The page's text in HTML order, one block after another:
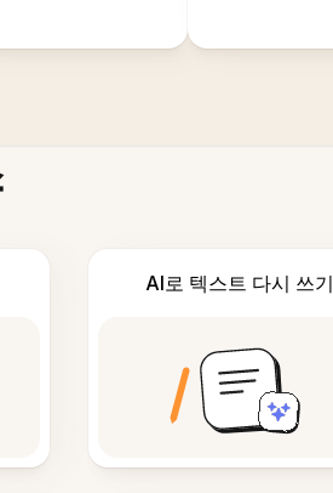
AI로 텍스트 다시 쓰기